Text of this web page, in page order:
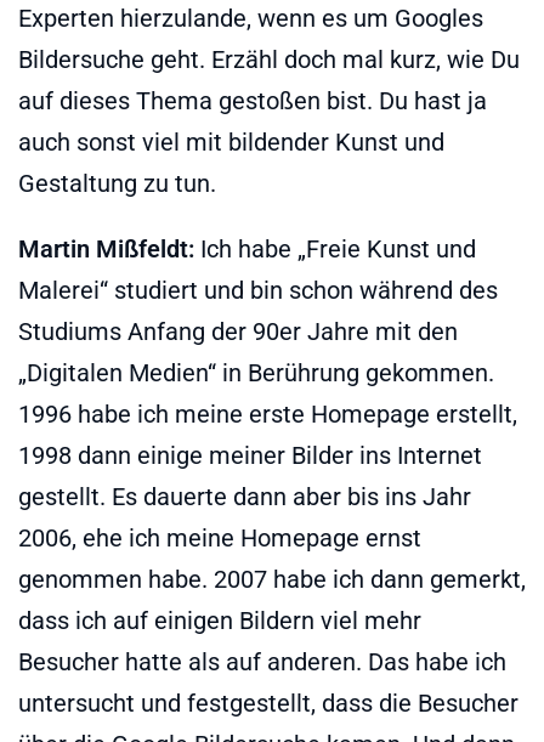
Experten hierzulande, wenn es um Googles
Bildersuche geht. Erzähl doch mal kurz, wie Du
auf dieses Thema gestoßen bist. Du hast ja
auch sonst viel mit bildender Kunst und
Gestaltung zu tun.
Martin Mißfeldt: Ich habe „Freie Kunst und
Malerei“ studiert und bin schon während des
Studiums Anfang der 90er Jahre mit den
„Digitalen Medien“ in Berührung gekommen.
1996 habe ich meine erste Homepage erstellt,
1998 dann einige meiner Bilder ins Internet
gestellt. Es dauerte dann aber bis ins Jahr
2006, ehe ich meine Homepage ernst
genommen habe. 2007 habe ich dann gemerkt,
dass ich auf einigen Bildern viel mehr
Besucher hatte als auf anderen. Das habe ich
untersucht und festgestellt, dass die Besucher